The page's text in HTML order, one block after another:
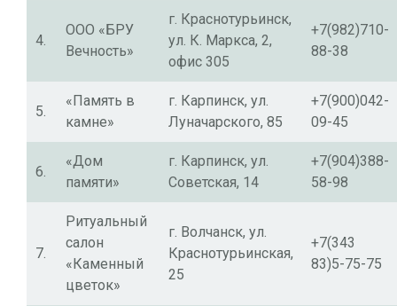
4.
ООО «БРУ
Вечность»
г. Краснотурьинск,
ул. К. Маркса, 2,
офис 305
+7(982)710-
88-38
5.
«Память в
камне»
г. Карпинск, ул.
Луначарского, 85
+7(900)042-
09-45
6.
«Дом
памяти»
г. Карпинск, ул.
Советская, 14
+7(904)388-
58-98
7.
Ритуальный
салон
«Каменный
цветок»
г. Волчанск, ул.
Краснотурьинская,
25
+7(343
83)5-75-75